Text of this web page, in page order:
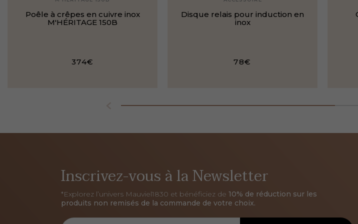
Poêle à crêpes en cuivre inox
M'HÉRITAGE 150B
374€
Disque relais pour induction en
inox
78€
Inscrivez-vous à la Newsletter
*Explorez l’univers Mauviel1830 et bénéficiez de 10% de réduction sur les
produits non remisés de la commande de votre choix.